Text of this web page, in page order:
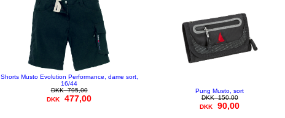
Shorts Musto Evolution Performance, dame sort,
16/44
DKK795,00
DKK
477,00
Pung Musto, sort
DKK150,00
DKK
90,00